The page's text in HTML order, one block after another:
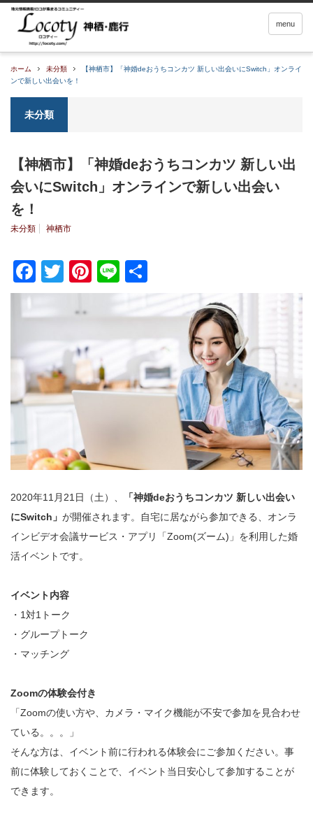
menu
ホーム 未分類
【神栖市】「神婚deおうちコンカツ 新しい出会いにSwitch」オンライ
ンで新しい出会いを！
未分類
【神栖市】「神婚deおうちコンカツ 新しい出
会いにSwitch」オンラインで新しい出会い
を！
未分類 神栖市
Facebook
TwitterPinterest
Line
有
2020年11月21日（土）、
「神婚deおうちコンカツ 新しい出会い
にSwitch」 が開催されます。自宅に居ながら参加できる、オンラ
インビデオ会議サービス・アプリ「Zoom(ズーム)」を利用した婚
活イベントです。
イベント内容
・1対1トーク
・グループトーク
・マッチング
Zoomの体験会付き
「Zoomの使い方や、カメラ・マイク機能が不安で参加を見合わせ
ている。。。」
そんな方は、イベント前に行われる体験会にご参加ください。事
前に体験しておくことで、イベント当日安心して参加することが
できます。